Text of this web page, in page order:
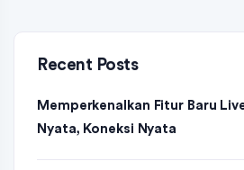
Recent Posts
Memperkenalkan Fitur Baru
Nyata, Koneksi Nyata